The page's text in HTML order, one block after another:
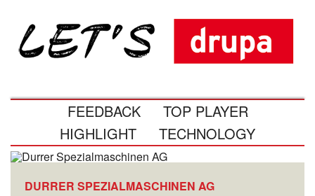
FEEDBACK
TOP PLAYER
HIGHLIGHT
TECHNOLOGY
DURRER SPEZIALMASCHINEN AG